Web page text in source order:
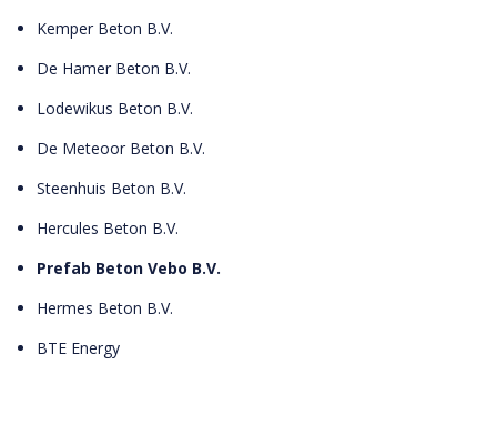
Kemper Beton B.V.
De Hamer Beton B.V.
Lodewikus Beton B.V.
De Meteoor Beton B.V.
Steenhuis Beton B.V.
Hercules Beton B.V.
Prefab Beton Vebo B.V.
Hermes Beton B.V.
BTE Energy